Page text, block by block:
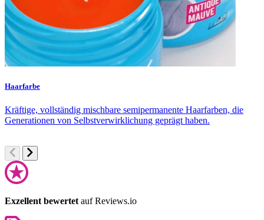
Haarfarbe
Kräftige, vollständig mischbare semipermanente Haarfarben, die
Generationen von Selbstverwirklichung geprägt haben.
Exzellent bewertet auf Reviews.io